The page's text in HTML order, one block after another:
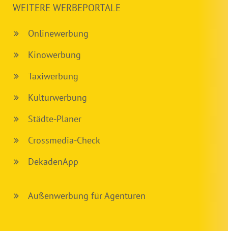
WEITERE WERBEPORTALE
Onlinewerbung
Kinowerbung
Taxiwerbung
Kulturwerbung
Städte-Planer
Crossmedia-Check
DekadenApp
Außenwerbung für Agenturen